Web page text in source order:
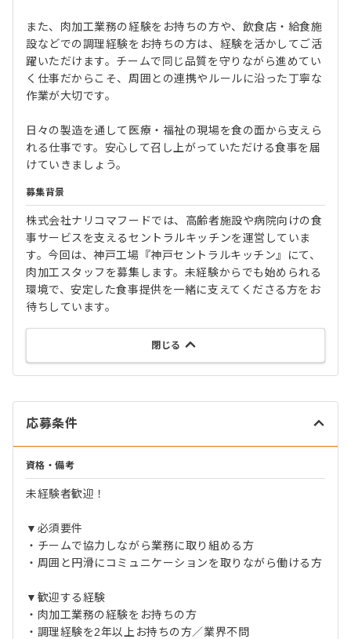
また、肉加工業務の経験をお持ちの方や、飲食店・給食施
設などでの調理経験をお持ちの方は、経験を活かしてご活
躍いただけます。チームで同じ品質を守りながら進めてい
く仕事だからこそ、周囲との連携やルールに沿った丁寧な
作業が大切です。
日々の製造を通して医療・福祉の現場を食の面から支えら
れる仕事です。安心して召し上がっていただける食事を届
けていきましょう。
募集背景
株式会社ナリコマフードでは、高齢者施設や病院向けの食
事サービスを支えるセントラルキッチンを運営していま
す。今回は、神戸工場『神戸セントラルキッチン』にて、
肉加工スタッフを募集します。未経験からでも始められる
環境で、安定した食事提供を一緒に支えてくださる方をお
待ちしています。
閉じる
応募条件
資格・備考
未経験者歓迎！
▼必須要件
・チームで協力しながら業務に取り組める方
・周囲と円滑にコミュニケーションを取りながら働ける方
▼歓迎する経験
・肉加工業務の経験をお持ちの方
・調理経験を2年以上お持ちの方／業界不問